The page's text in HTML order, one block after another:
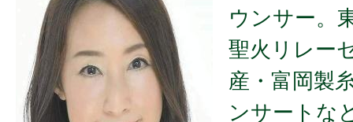
ウンサー。
聖火リレー
産・富岡製
ンサートな